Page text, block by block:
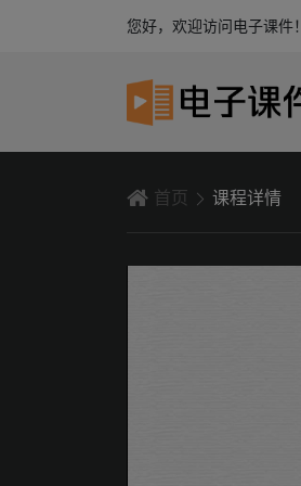
您好，欢迎访问电子课件！
首页 课程详情